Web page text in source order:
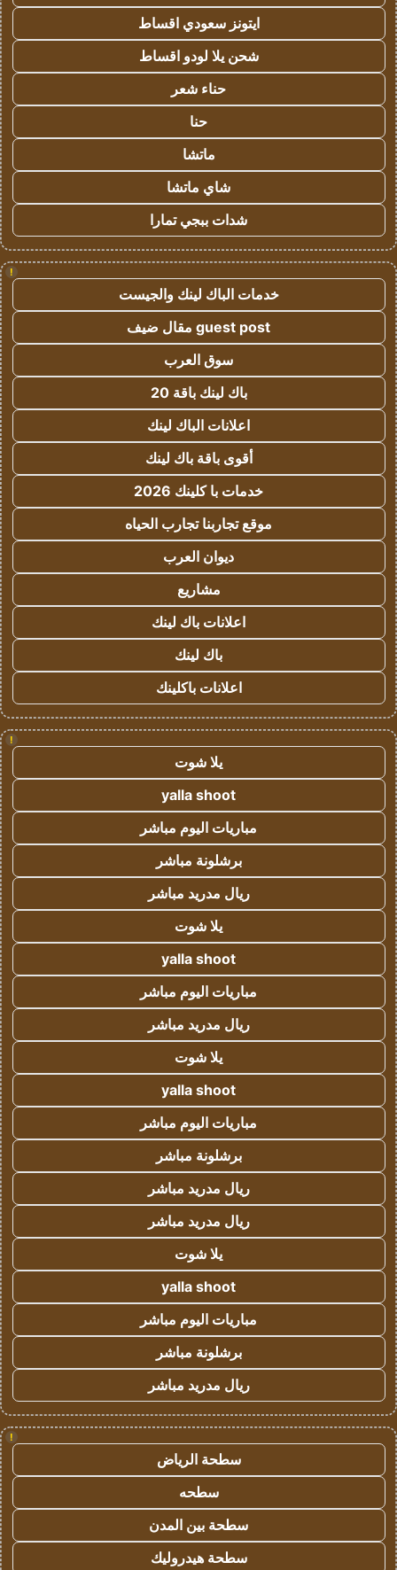
ايتونز سعودي اقساط
شحن يلا لودو اقساط
حناء شعر
حنا
ماتشا
شاي ماتشا
شدات ببجي تمارا
!
خدمات الباك لينك والجيست
guest post مقال ضيف
سوق العرب
باك لينك باقة 20
اعلانات الباك لينك
أقوى باقة باك لينك
خدمات با كلينك 2026
موقع تجاربنا تجارب الحياه
ديوان العرب
مشاريع
اعلانات باك لينك
باك لينك
اعلانات باكلينك
!
يلا شوت
yalla shoot
مباريات اليوم مباشر
برشلونة مباشر
ريال مدريد مباشر
يلا شوت
yalla shoot
مباريات اليوم مباشر
ريال مدريد مباشر
يلا شوت
yalla shoot
مباريات اليوم مباشر
برشلونة مباشر
ريال مدريد مباشر
ريال مدريد مباشر
يلا شوت
yalla shoot
مباريات اليوم مباشر
برشلونة مباشر
ريال مدريد مباشر
!
سطحة الرياض
سطحه
سطحة بين المدن
سطحة هيدروليك